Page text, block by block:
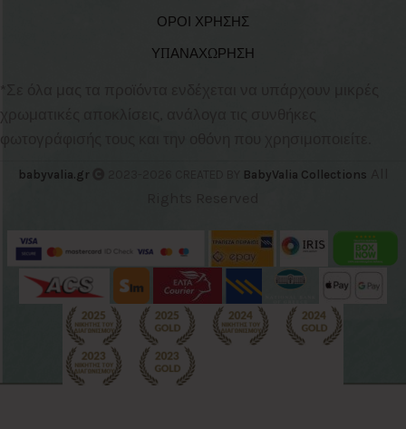
ΟΡΟΙ ΧΡΗΣΗΣ
ΥΠΑΝΑΧΩΡΗΣΗ
χρωματικές αποκλίσεις, ανάλογα τις συνθήκες
φωτογράφισής τους και την οθόνη που χρησιμοποιείτε.
babyvalia.gr BabyValia Collections